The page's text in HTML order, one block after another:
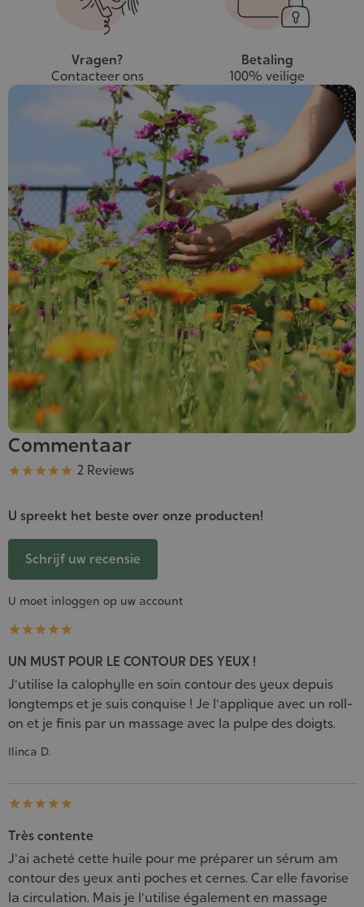
Vragen?
Contacteer ons
Betaling
100% veilige
Commentaar
Kwaliteit
     2 Reviews
U spreekt het beste over onze producten!
Schrijf uw recensie
U moet inloggen op uw account
    
UN MUST POUR LE CONTOUR DES YEUX !
J'utilise la calophylle en soin contour des yeux depuis
longtemps et je suis conquise ! Je l'applique avec un roll-
on et je finis par un massage avec la pulpe des doigts.
Ilinca D.
    
Très contente
J'ai acheté cette huile pour me préparer un sérum am
contour des yeux anti poches et cernes. Car elle favorise
la circulation. Mais je l'utilise également en massage